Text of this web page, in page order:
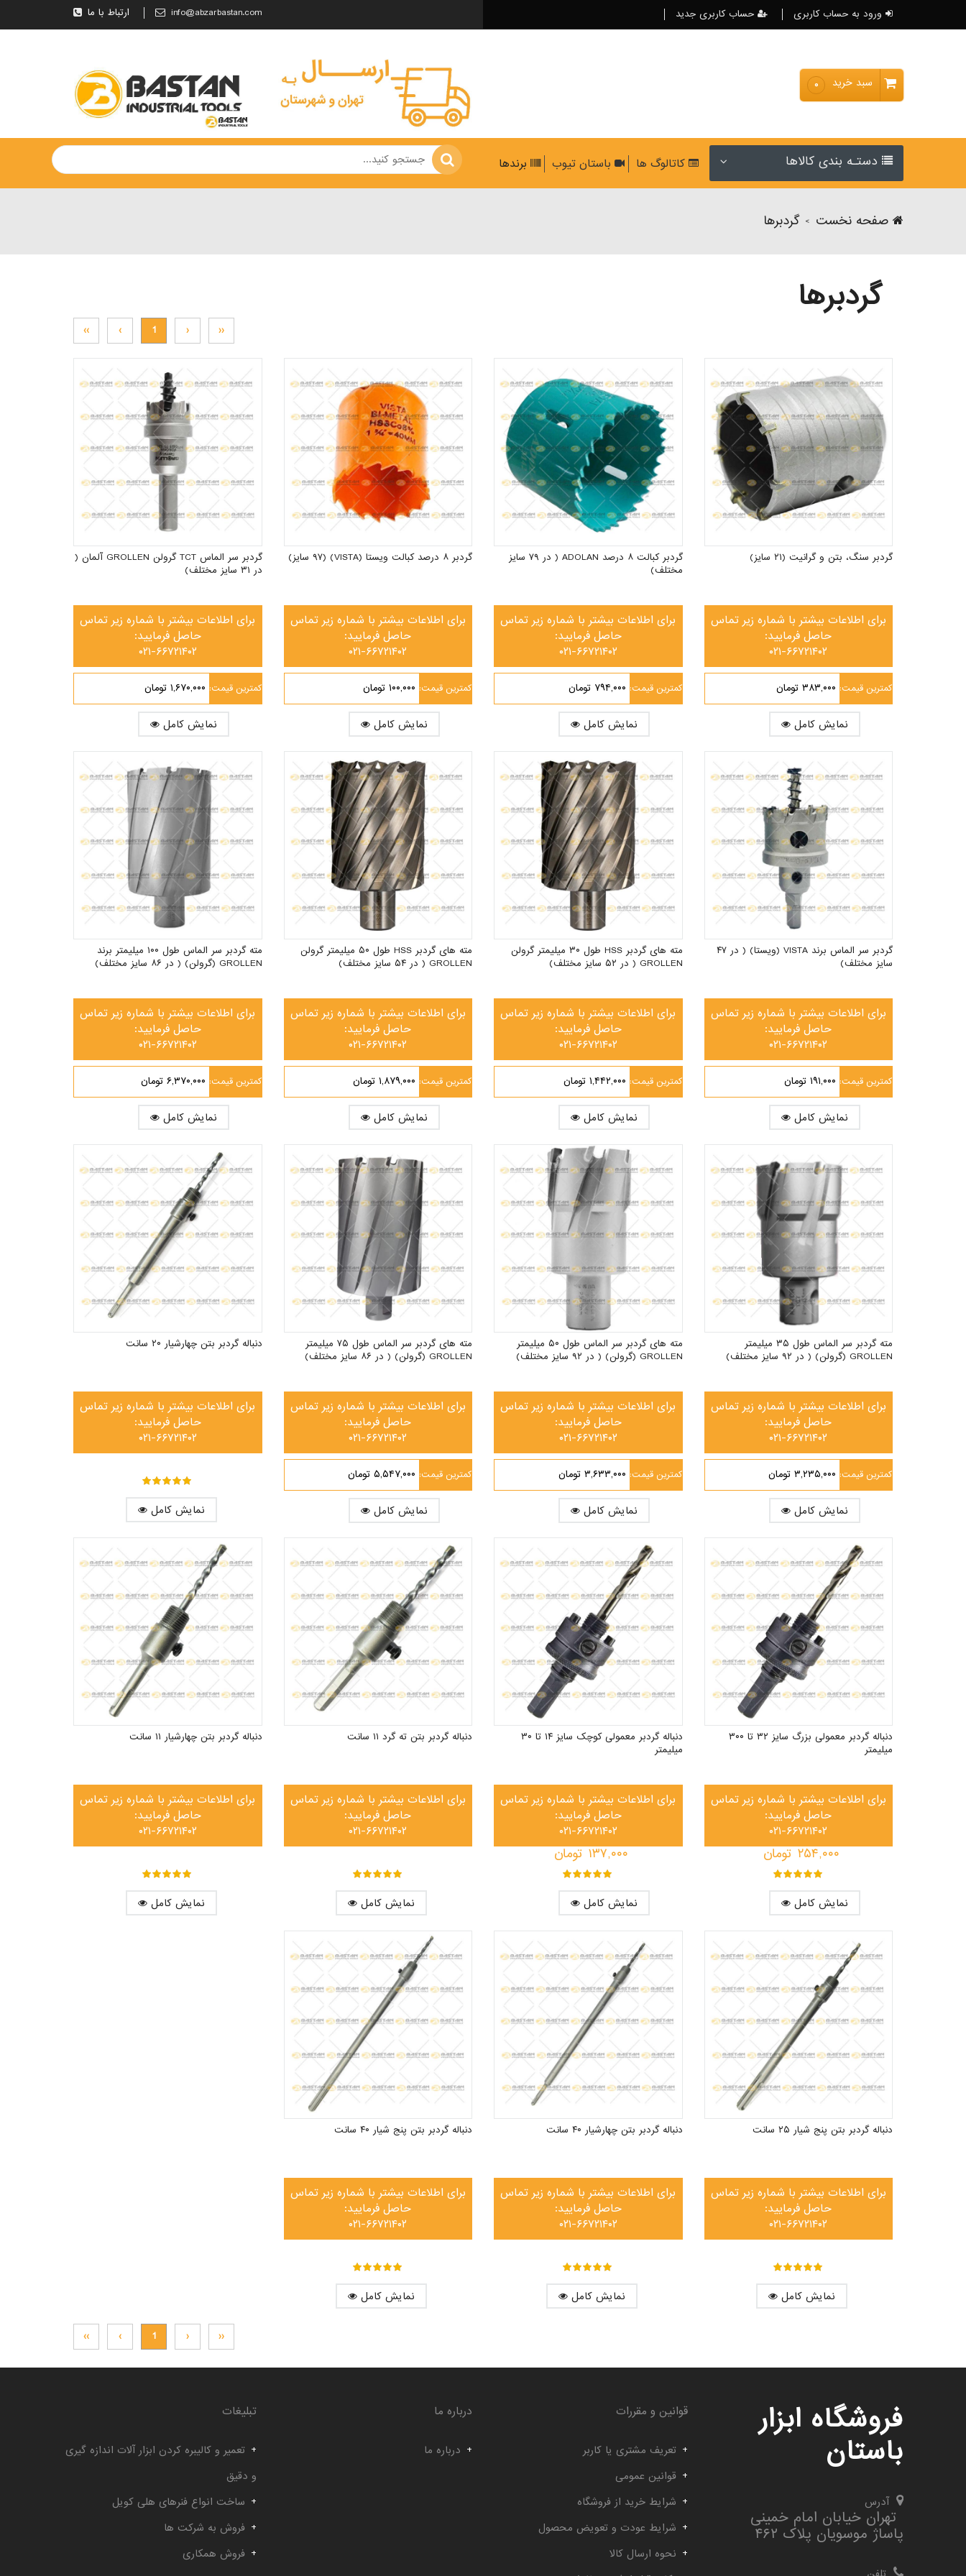
ورود به حساب کاربری حساب کاربری جدید ارتباط با ما info@abzarbastan.com
سبد خرید ۰
دستـه بندی کالاها کاتالوگ ها باستان تیوب برندها
صفحه نخست > گردبرها
گردبرها
›› › 1 ‹ ‹‹
گردبر سنگ، بتن و گرانیت (۲۱ سایز)
برای اطلاعات بیشتر با شماره زیر تماس
حاصل فرمایید:
۰۲۱-۶۶۷۲۱۴۰۲
۳۸۳,۰۰۰ تومان کمترین قیمت:
نمایش کامل
گردبر کبالت ۸ درصد ADOLAN ( در ۷۹ سایز
مختلف)
برای اطلاعات بیشتر با شماره زیر تماس
حاصل فرمایید:
۰۲۱-۶۶۷۲۱۴۰۲
۷۹۴,۰۰۰ تومان کمترین قیمت:
نمایش کامل
گردبر ۸ درصد کبالت ویستا (VISTA) (۹۷ سایز)
برای اطلاعات بیشتر با شماره زیر تماس
حاصل فرمایید:
۰۲۱-۶۶۷۲۱۴۰۲
۱۰۰,۰۰۰ تومان کمترین قیمت:
نمایش کامل
گردبر سر الماس TCT گرولن GROLLEN آلمان (
در ۳۱ سایز مختلف)
برای اطلاعات بیشتر با شماره زیر تماس
حاصل فرمایید:
۰۲۱-۶۶۷۲۱۴۰۲
۱,۶۷۰,۰۰۰ تومان کمترین قیمت:
نمایش کامل
گردبر سر الماس برند VISTA (ویستا) ( در ۴۷
سایز مختلف)
برای اطلاعات بیشتر با شماره زیر تماس
حاصل فرمایید:
۰۲۱-۶۶۷۲۱۴۰۲
۱۹۱,۰۰۰ تومان کمترین قیمت:
نمایش کامل
مته های گردبر HSS طول ۳۰ میلیمتر گرولن
GROLLEN ( در ۵۲ سایز مختلف)
برای اطلاعات بیشتر با شماره زیر تماس
حاصل فرمایید:
۰۲۱-۶۶۷۲۱۴۰۲
۱,۴۴۲,۰۰۰ تومان کمترین قیمت:
نمایش کامل
مته های گردبر HSS طول ۵۰ میلیمتر گرولن
GROLLEN ( در ۵۴ سایز مختلف)
برای اطلاعات بیشتر با شماره زیر تماس
حاصل فرمایید:
۰۲۱-۶۶۷۲۱۴۰۲
۱,۸۷۹,۰۰۰ تومان کمترین قیمت:
نمایش کامل
مته گردبر سر الماس طول ۱۰۰ میلیمتر برند
GROLLEN (گرولن) ( در ۸۶ سایز مختلف)
برای اطلاعات بیشتر با شماره زیر تماس
حاصل فرمایید:
۰۲۱-۶۶۷۲۱۴۰۲
۶,۳۷۰,۰۰۰ تومان کمترین قیمت:
نمایش کامل
مته گردبر سر الماس طول ۳۵ میلیمتر
GROLLEN (گرولن) ( در ۹۲ سایز مختلف)
برای اطلاعات بیشتر با شماره زیر تماس
حاصل فرمایید:
۰۲۱-۶۶۷۲۱۴۰۲
۳,۲۳۵,۰۰۰ تومان کمترین قیمت:
نمایش کامل
مته های گردبر سر الماس طول ۵۰ میلیمتر
GROLLEN (گرولن) ( در ۹۲ سایز مختلف)
برای اطلاعات بیشتر با شماره زیر تماس
حاصل فرمایید:
۰۲۱-۶۶۷۲۱۴۰۲
۳,۶۳۳,۰۰۰ تومان کمترین قیمت:
نمایش کامل
مته های گردبر سر الماس طول ۷۵ میلیمتر
GROLLEN (گرولن) ( در ۸۶ سایز مختلف)
برای اطلاعات بیشتر با شماره زیر تماس
حاصل فرمایید:
۰۲۱-۶۶۷۲۱۴۰۲
۵,۵۴۷,۰۰۰ تومان کمترین قیمت:
نمایش کامل
دنباله گردبر بتن چهارشیار ۲۰ سانت
برای اطلاعات بیشتر با شماره زیر تماس
حاصل فرمایید:
۰۲۱-۶۶۷۲۱۴۰۲
نمایش کامل
دنباله گردبر معمولی بزرگ سایز ۳۲ تا ۳۰۰
میلیمتر
برای اطلاعات بیشتر با شماره زیر تماس
حاصل فرمایید:
۰۲۱-۶۶۷۲۱۴۰۲
۲۵۴,۰۰۰ تومان
نمایش کامل
دنباله گردبر معمولی کوچک سایز ۱۴ تا ۳۰
میلیمتر
برای اطلاعات بیشتر با شماره زیر تماس
حاصل فرمایید:
۰۲۱-۶۶۷۲۱۴۰۲
۱۳۷,۰۰۰ تومان
نمایش کامل
دنباله گردبر بتن ته گرد ۱۱ سانت
برای اطلاعات بیشتر با شماره زیر تماس
حاصل فرمایید:
۰۲۱-۶۶۷۲۱۴۰۲
نمایش کامل
دنباله گردبر بتن چهارشیار ۱۱ سانت
برای اطلاعات بیشتر با شماره زیر تماس
حاصل فرمایید:
۰۲۱-۶۶۷۲۱۴۰۲
نمایش کامل
دنباله گردبر بتن پنج شیار ۲۵ سانت
برای اطلاعات بیشتر با شماره زیر تماس
حاصل فرمایید:
۰۲۱-۶۶۷۲۱۴۰۲
نمایش کامل
دنباله گردبر بتن چهارشیار ۴۰ سانت
برای اطلاعات بیشتر با شماره زیر تماس
حاصل فرمایید:
۰۲۱-۶۶۷۲۱۴۰۲
نمایش کامل
دنباله گردبر بتن پنج شیار ۴۰ سانت
برای اطلاعات بیشتر با شماره زیر تماس
حاصل فرمایید:
۰۲۱-۶۶۷۲۱۴۰۲
نمایش کامل
›› › 1 ‹ ‹‹
فروشگاه ابزار
باستان
آدرس
تهران خیابان امام خمینی
پاساژ موسویان پلاک ۴۶۲
قوانین و مقررات
تعریف مشتری یا کاربر
قوانین عمومی
شرایط خرید از فروشگاه
شرایط عودت و تعویض محصول
نحوه ارسال کالا
درباره ما
درباره ما
تبلیغات
تعمیر و کالیبره کردن ابزار آلات اندازه گیری
و دقیق
ساخت انواع فنرهای هلی کویل
فروش به شرکت ها
فروش همکاری